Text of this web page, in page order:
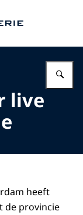
live
heeft
de provincie